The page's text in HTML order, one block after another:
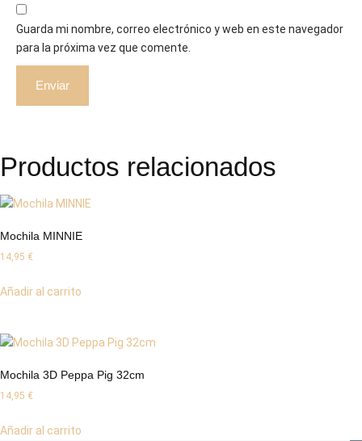
Guarda mi nombre, correo electrónico y web en este navegador
para la próxima vez que comente.
Productos relacionados
Mochila MINNIE
14,95 €
Añadir al carrito
Mochila 3D Peppa Pig 32cm
14,95 €
Añadir al carrito